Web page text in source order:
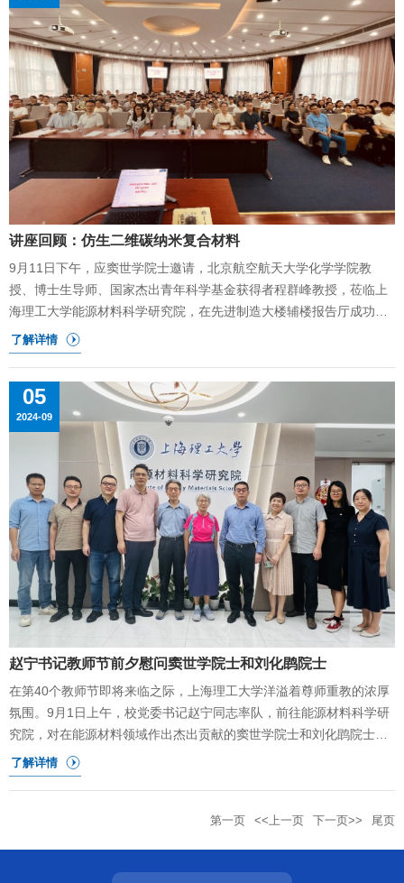
讲座回顾：仿生二维碳纳米复合材料
9月11日下午，应窦世学院士邀请，北京航空航天大学化学学院教
授、博士生导师、国家杰出青年科学基金获得者程群峰教授，莅临上
海理工大学能源材料科学研究院，在先进制造大楼辅楼报告厅成功举
办了一场题为“仿生二维碳纳米复合材料”的学术讲座。讲座由副院长
吴超主持。讲座中，程群峰教授首先分析了航空航天领域对轻量化纳
于预期，且在实际应用中的重复性表现较差。针对这一挑战，程群峰
教授团队通过系统研究，确定了影响纳米复合材料力学性能的关键科
学问题——孔隙率。为了解决纳米复合材料孔隙率过高、力学性能不
足的问题，程群峰教授团队提出了一系列创新性策略。这些策略包括
复合界面桥连、界面桥连和纳米填充以及限域组装等绿色低碳制造技
术，旨在通过优化材料内部结构来有效降低孔隙率，从而显著提升材
料的力学性能。这些技术不仅减少了材料的缺陷，还大大增强了其在
高性能应用中的稳定性和耐久性。在此次讲座中，程群峰教授详细展
示了团队的最新研究成果，特别是2024年发表于《Science》上的前
沿研究。这项研究通过液态金属交联策略成功突破了MXene材料性能
的瓶颈，大幅提升了其拉伸
05
2024-09
赵宁书记教师节前夕慰问窦世学院士和刘化鹍院士
在第40个教师节即将来临之际，上海理工大学洋溢着尊师重教的浓厚
氛围。9月1日上午，校党委书记赵宁同志率队，前往能源材料科学研
究院，对在能源材料领域作出杰出贡献的窦世学院士和刘化鹍院士进
行了亲切慰问，向他们致以节日的问候和崇高的敬意。随同赵宁书记
一同前往的还有能源与动力工程学院党委书记谢金平同志、学校人事
志。此次慰问活动不仅体现了学校对高层次人才的高度重视与关怀，
第一页 <<上一页 下一页>> 尾页